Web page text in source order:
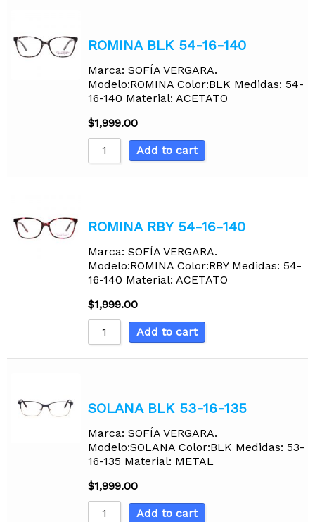
ROMINA BLK 54-16-140
Marca: SOFÍA VERGARA.
Modelo:ROMINA Color:BLK Medidas: 54-
16-140 Material: ACETATO
$1,999.00
Add to cart
ROMINA RBY 54-16-140
Marca: SOFÍA VERGARA.
Modelo:ROMINA Color:RBY Medidas: 54-
16-140 Material: ACETATO
$1,999.00
Add to cart
SOLANA BLK 53-16-135
Marca: SOFÍA VERGARA.
Modelo:SOLANA Color:BLK Medidas: 53-
16-135 Material: METAL
$1,999.00
Add to cart